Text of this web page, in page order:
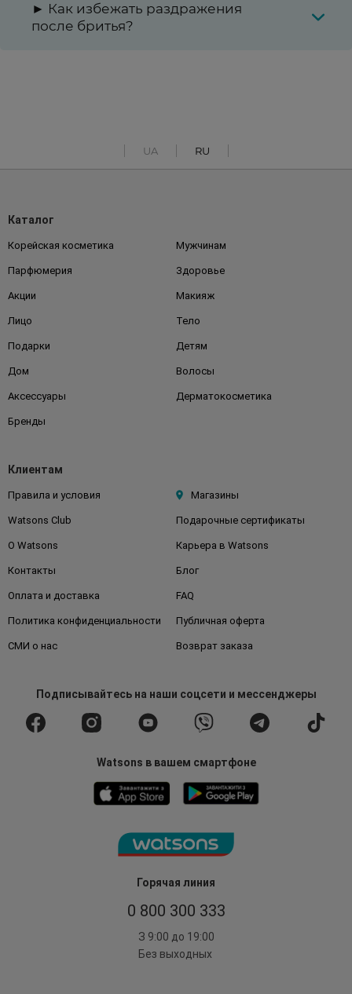
► Как избежать раздражения
после бритья?
UA RU
Горячая линия
0 800 300 333
З 9:00 до 19:00
Без выходных
Каталог
Корейская косметика Мужчинам
Парфюмерия Здоровье
Акции Макияж
Лицо Тело
Подарки Детям
Дом Волосы
Аксессуары Дерматокосметика
Бренды
Клиентам
Правила и условия Магазины
Watsons Club Подарочные сертификаты
О Watsons Карьера в Watsons
Контакты Блог
Оплата и доставка FAQ
Политика конфиденциальности Публичная оферта
СМИ о нас Возврат заказа
Подписывайтесьна наши соцсети и мессенджеры
Watsons в вашем смартфоне